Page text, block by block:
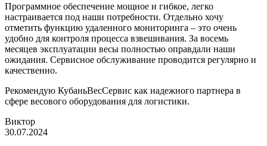
Программное обеспечение мощное и гибкое, легко
настраивается под наши потребности. Отдельно хочу
отметить функцию удаленного мониторинга – это очень
удобно для контроля процесса взвешивания. За восемь
месяцев эксплуатации весы полностью оправдали наши
ожидания. Сервисное обслуживание проводится регулярно и
качественно.
Рекомендую КубаньВесСервис как надежного партнера в
сфере весового оборудования для логистики.
Виктор
30.07.2024